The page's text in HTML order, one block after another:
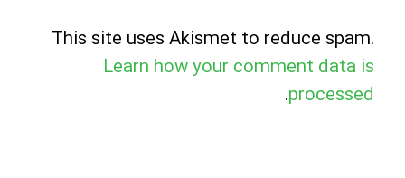
This site uses Akismet to reduce spam.
Learn how your comment data is
processed
.